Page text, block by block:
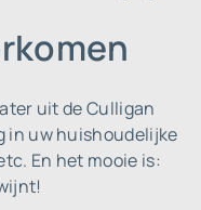
uit de Culligan
in uw huishoudelijke
En het mooie is: